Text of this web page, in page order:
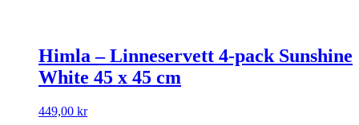
Himla – Linneservett 4-pack Sunshine
White 45 x 45 cm
449,00 kr